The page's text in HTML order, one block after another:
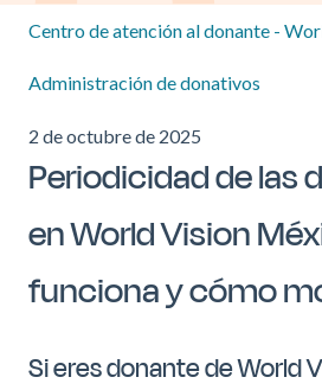
Centro de atención al donante -
Administración de donativos
2 de octubre de 2025
Periodicidad de las
en World Vision
funciona y cómo
Si eres donante de World